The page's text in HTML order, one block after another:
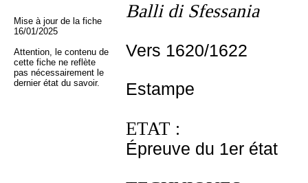
Mise à jour de la fiche
16/01/2025
Attention, le contenu de
cette fiche ne reflète
pas nécessairement le
dernier état du savoir.
Balli di Sfessania
Vers 1620/1622
Estampe
ETAT :
Épreuve du 1er état